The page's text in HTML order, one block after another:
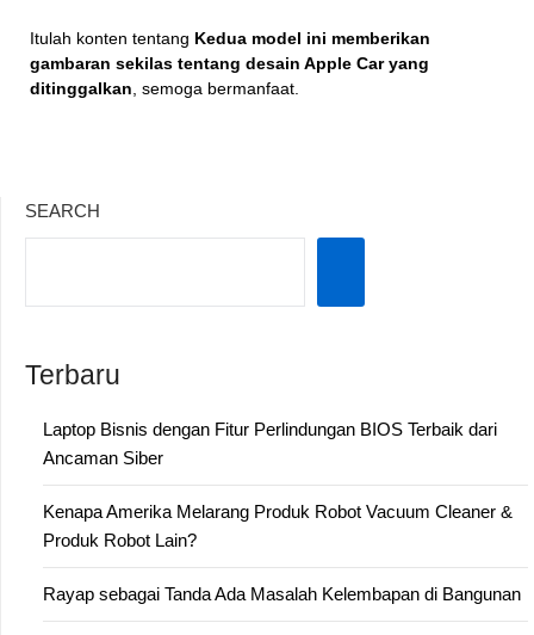
Itulah konten tentang Kedua model ini memberikan
gambaran sekilas tentang desain Apple Car yang
ditinggalkan , semoga bermanfaat.
SEARCH
Terbaru
Laptop Bisnis dengan Fitur Perlindungan BIOS Terbaik dari
Ancaman Siber
Kenapa Amerika Melarang Produk Robot Vacuum Cleaner &
Produk Robot Lain?
Rayap sebagai Tanda Ada Masalah Kelembapan di Bangunan